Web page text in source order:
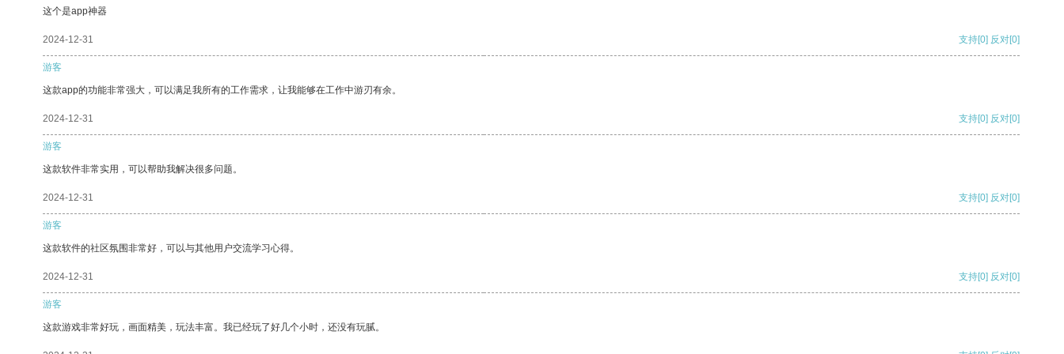
这个是app神器
2024-12-31 支持[0] 反对[0]
游客
这款app的功能非常强大，可以满足我所有的工作需求，让我能够在工作中游刃有余。
2024-12-31 支持[0] 反对[0]
游客
这款软件非常实用，可以帮助我解决很多问题。
2024-12-31 支持[0] 反对[0]
游客
这款软件的社区氛围非常好，可以与其他用户交流学习心得。
2024-12-31 支持[0] 反对[0]
游客
这款游戏非常好玩，画面精美，玩法丰富。我已经玩了好几个小时，还没有玩腻。